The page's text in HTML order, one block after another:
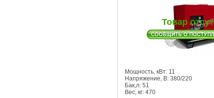
Товар
Мощность, кВт: 11
Напряжение, В: 380/220
Бак,л: 51
Вес, кг: 470